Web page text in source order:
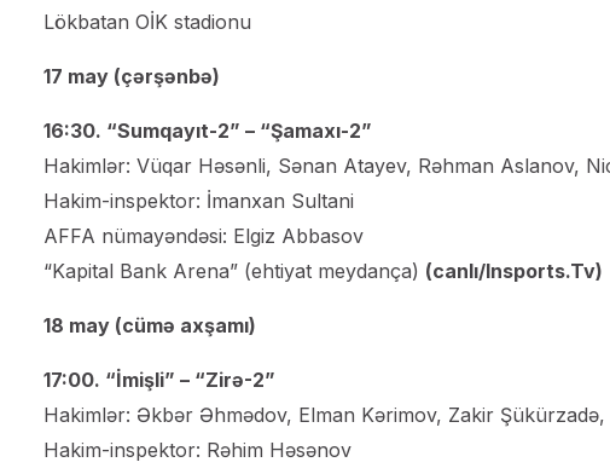
Lökbatan OİK stadionu
17 may (çərşənbə)
16:30. “Sumqayıt-2” – “Şamaxı-2”
Hakimlər: Vüqar Həsənli, Sənan Atayev, Rəhman Aslanov,
Hakim-inspektor: İmanxan Sultani
AFFA nümayəndəsi: Elgiz Abbasov
“Kapital Bank Arena” (ehtiyat meydança) (canlı/Insports.Tv)
18 may (cümə axşamı)
17:00. “İmişli” – “Zirə-2”
Hakimlər: Əkbər Əhmədov, Elman Kərimov, Zakir
Hakim-inspektor: Rəhim Həsənov